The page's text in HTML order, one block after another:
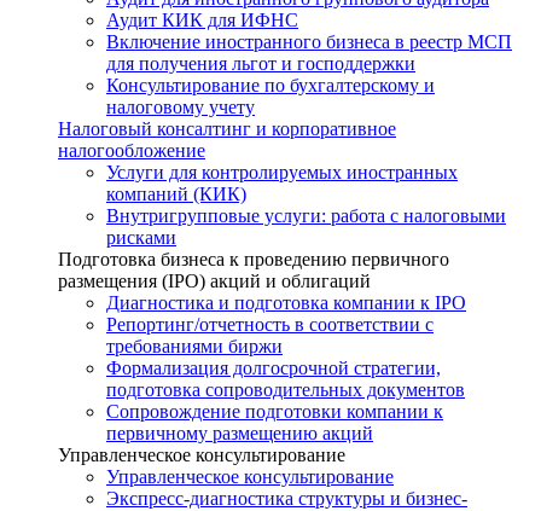
Аудит КИК для ИФНС
Включение иностранного бизнеса в реестр МСП
для получения льгот и господдержки
Консультирование по бухгалтерскому и
налоговому учету
Налоговый консалтинг и корпоративное
налогообложение
Услуги для контролируемых иностранных
компаний (КИК)
Внутригрупповые услуги: работа с налоговыми
рисками
Подготовка бизнеса к проведению первичного
размещения (IPO) акций и облигаций
Диагностика и подготовка компании к IPO
Репортинг/отчетность в соответствии с
требованиями биржи
Формализация долгосрочной стратегии,
подготовка сопроводительных документов
Сопровождение подготовки компании к
первичному размещению акций
Управленческое консультирование
Управленческое консультирование
Экспресс-диагностика структуры и бизнес-